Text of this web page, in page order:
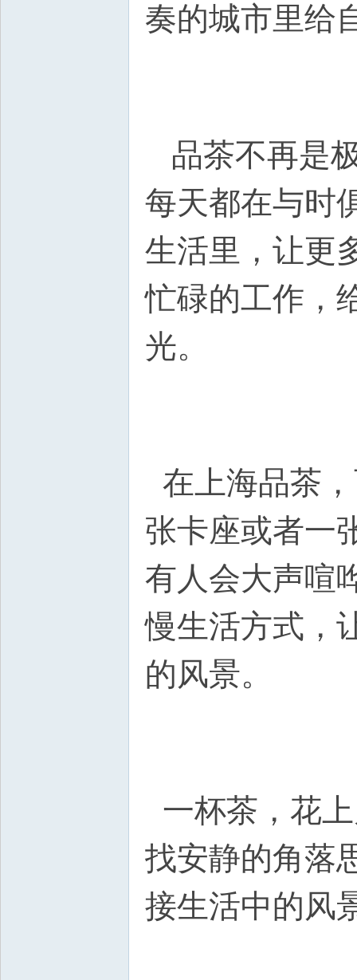
奏的城市里给
品茶不再是
每天都在与时
生活里，让更
忙碌的工作，
光。
在上海品茶
张卡座或者一
有人会大声喧
慢生活方式，
的风景。
一杯茶，花
找安静的角落
接生活中的风